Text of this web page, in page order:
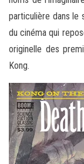
particulière dans le
du cinéma qui
originelle des
Kong.